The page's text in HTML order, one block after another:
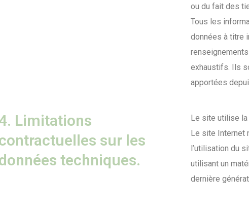
ou du fait des
Tous les
données à titre
exhaustifs. Ils
apportées
Limitations
sur les
techniques.
Le site utilise
Le site Internet
l’utilisation du
utilisant un
dernière